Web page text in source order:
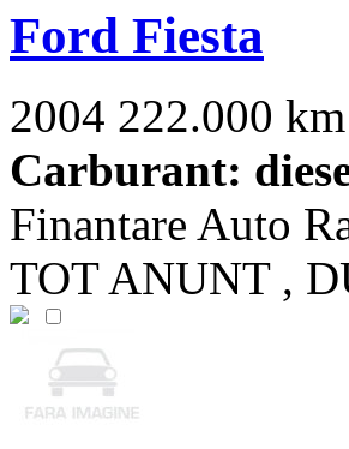
Ford Fiesta
2004 222.000 km
Carburant:
Finantare Auto
TOT ANUNT ,